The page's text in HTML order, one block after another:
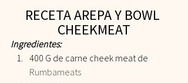
RECETA AREPA Y BOWL
CHEEKMEAT
Ingredientes:
400 G de carne cheek meat de
Rumbameats